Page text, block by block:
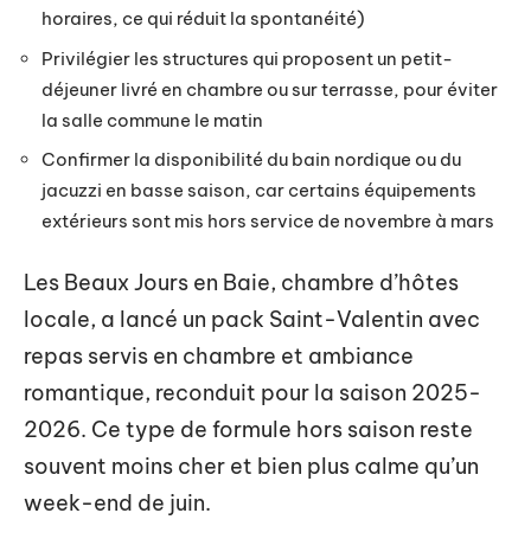
horaires, ce qui réduit la spontanéité)
Privilégier les structures qui proposent un petit-
déjeuner livré en chambre ou sur terrasse, pour éviter
la salle commune le matin
Confirmer la disponibilité du bain nordique ou du
jacuzzi en basse saison, car certains équipements
extérieurs sont mis hors service de novembre à mars
Les Beaux Jours en Baie, chambre d’hôtes
locale, a lancé un pack Saint-Valentin avec
repas servis en chambre et ambiance
romantique, reconduit pour la saison 2025-
2026. Ce type de formule hors saison reste
souvent moins cher et bien plus calme qu’un
week-end de juin.